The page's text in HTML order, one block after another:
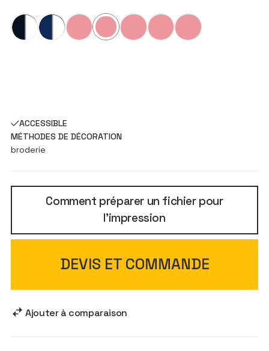
ACCESSIBLE
MÉTHODES DE DÉCORATION
broderie
Comment préparer un fichier pour
l'impression
DEVIS ET COMMANDE
Ajouter à comparaison